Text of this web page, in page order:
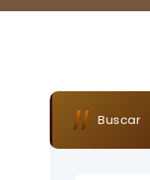
Buscar